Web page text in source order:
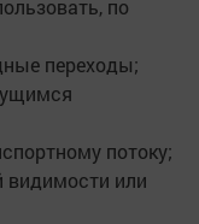
по
переходы;
потоку;
видимости или